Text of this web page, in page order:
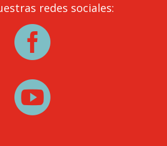
redes sociales:

